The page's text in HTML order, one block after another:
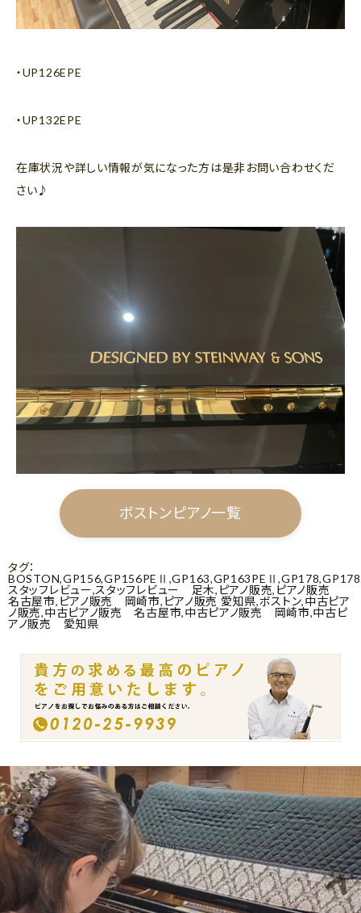
・UP126EPE
・UP132EPE
在庫状況や詳しい情報が気になった方は是非お問い合わせくだ
さい♪
ボストンピアノ一覧
タグ：
BOSTON,GP156,GP156PEⅡ ,GP163,GP163PEⅡ,GP178,
スタッフレビュー,スタッフレビュー 足木, ピアノ販売, ピアノ販売
名古屋市, ピアノ販売 岡崎市, ピアノ販売 愛知県,ボストン,中古ピア
ノ販売,中古ピアノ販売 名古屋市,中古ピアノ販売 岡崎市,中古ピ
アノ販売 愛知県